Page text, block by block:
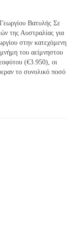
Βατυλής Σε
της Αυστραλίας για
στην κατεχόμενη
του αείμνηστου
(€3.950), οι
το συνολικό ποσό